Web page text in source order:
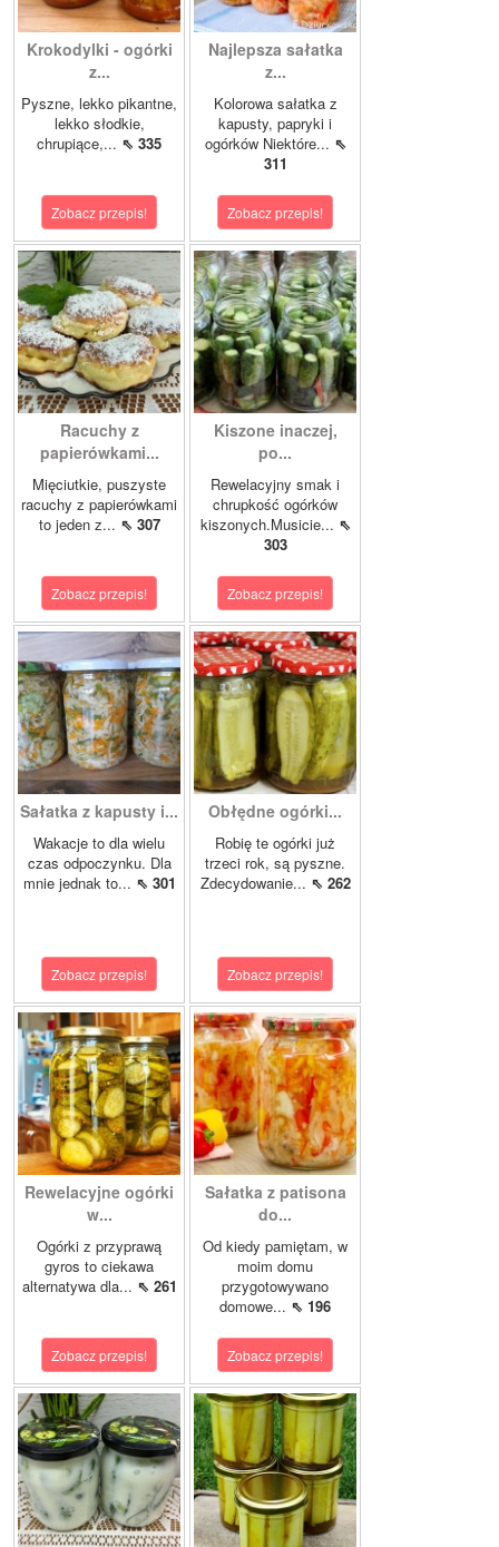
Krokodylki - ogórki
z...
Pyszne, lekko pikantne,
lekko słodkie,
chrupiące,... ⇖ 335
Zobacz przepis!
Najlepsza sałatka
z...
Kolorowa sałatka z
kapusty, papryki i
ogórków Niektóre... ⇖
311
Zobacz przepis!
Racuchy z
papierówkami...
Mięciutkie, puszyste
racuchy z papierówkami
to jeden z... ⇖ 307
Zobacz przepis!
Kiszone inaczej,
po...
Rewelacyjny smak i
chrupkość ogórków
kiszonych.Musicie... ⇖
303
Zobacz przepis!
Sałatka z kapusty i...
Wakacje to dla wielu
czas odpoczynku. Dla
mnie jednak to... ⇖ 301
Zobacz przepis!
Obłędne ogórki...
Robię te ogórki już
trzeci rok, są pyszne.
Zdecydowanie... ⇖ 262
Zobacz przepis!
Rewelacyjne ogórki
w...
Ogórki z przyprawą
gyros to ciekawa
alternatywa dla... ⇖ 261
Zobacz przepis!
Sałatka z patisona
do...
Od kiedy pamiętam, w
moim domu
przygotowywano
domowe... ⇖ 196
Zobacz przepis!